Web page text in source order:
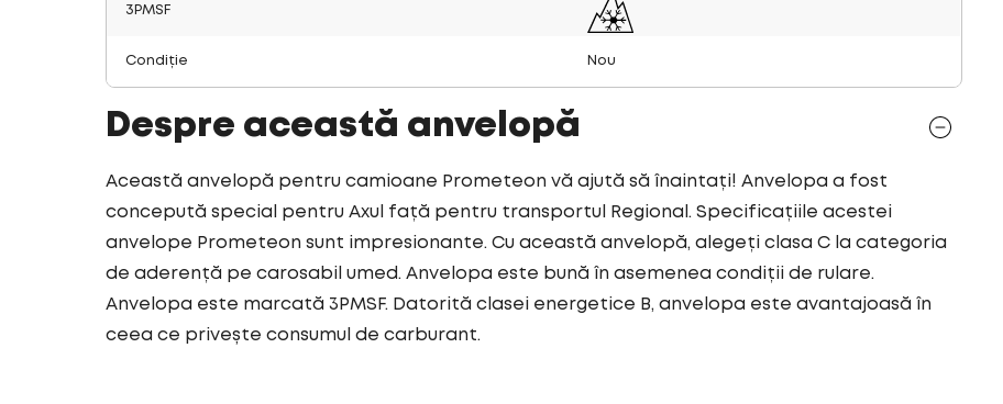
3PMSF
Condiție Nou
Despre această anvelopă
Această anvelopă pentru camioane Prometeon vă ajută să înaintați! Anvelopa a fost
concepută special pentru Axul față pentru transportul Regional. Specificațiile acestei
anvelope Prometeon sunt impresionante. Cu această anvelopă, alegeți clasa C la categoria
de aderență pe carosabil umed. Anvelopa este bună în asemenea condiții de rulare.
Anvelopa este marcată 3PMSF. Datorită clasei energetice B, anvelopa este avantajoasă în
ceea ce privește consumul de carburant.